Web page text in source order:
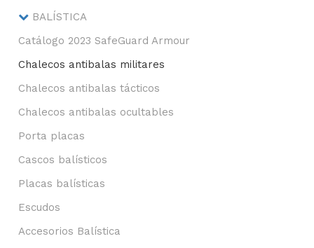
BALÍSTICA
Catálogo 2023 SafeGuard Armour
Chalecos antibalas militares
Chalecos antibalas tácticos
Chalecos antibalas ocultables
Porta placas
Cascos balísticos
Placas balísticas
Escudos
Accesorios Balística